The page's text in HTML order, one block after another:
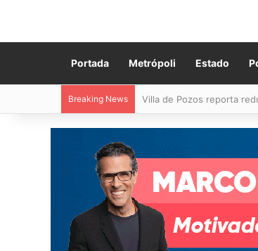
Portada Metrópoli Estado
Breaking News Villa de Pozos reporta